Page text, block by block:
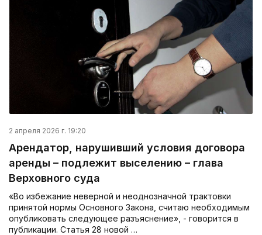
2 апреля 2026 г. 19:20
Арендатор, нарушивший условия договора
аренды – подлежит выселению – глава
Верховного суда
«Во избежание неверной и неоднозначной трактовки
принятой нормы Основного Закона, считаю необходимым
опубликовать следующее разъяснение», - говорится в
публикации. Статья 28 новой …